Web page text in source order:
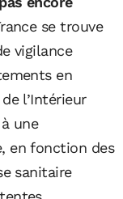
se trouve
vigilance
en
l’Intérieur
une
en fonction des
sanitaire